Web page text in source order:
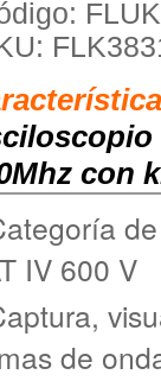
con
IV 600 V
de